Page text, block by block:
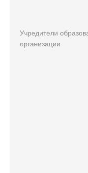
Учредители
организации